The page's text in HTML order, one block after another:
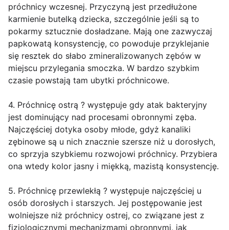
próchnicy wczesnej. Przyczyną jest przedłużone
karmienie butelką dziecka, szczególnie jeśli są to
pokarmy sztucznie dosładzane. Mają one zazwyczaj
papkowatą konsystencję, co powoduje przyklejanie
się resztek do słabo zmineralizowanych zębów w
miejscu przylegania smoczka. W bardzo szybkim
czasie powstają tam ubytki próchnicowe.
4. Próchnicę ostrą ? występuje gdy atak bakteryjny
jest dominujący nad procesami obronnymi zęba.
Najczęściej dotyka osoby młode, gdyż kanaliki
zębinowe są u nich znacznie szersze niż u dorosłych,
co sprzyja szybkiemu rozwojowi próchnicy. Przybiera
ona wtedy kolor jasny i miękką, mazistą konsystencję.
5. Próchnicę przewlekłą ? występuje najczęściej u
osób dorosłych i starszych. Jej postępowanie jest
wolniejsze niż próchnicy ostrej, co związane jest z
fizjologicznymi mechanizmami obronnymi, jak